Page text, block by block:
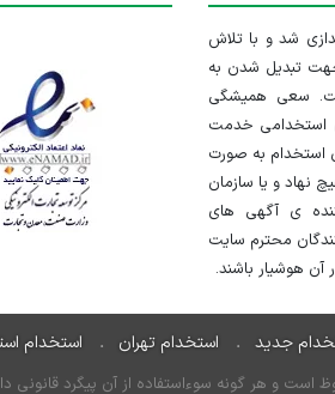
در تاریخ ۱۳۹۱/۱/۱۰ راه اندازی شد و با تلاش
تبدیل شدن به
سعی همیشگی
استخدامی خدمت
استخدام به صورت
و یا سازمان
ی آگهی های
محترم سایت
هوشیار باشند.
جدید استخدام تهران استخدام
و هر گونه سوءاستفاده از آن پیگرد قانونی